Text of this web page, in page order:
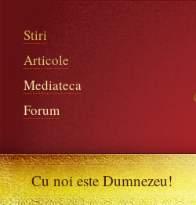
Stiri
Articole
Mediateca
Forum
Cu noi este Dumnezeu!